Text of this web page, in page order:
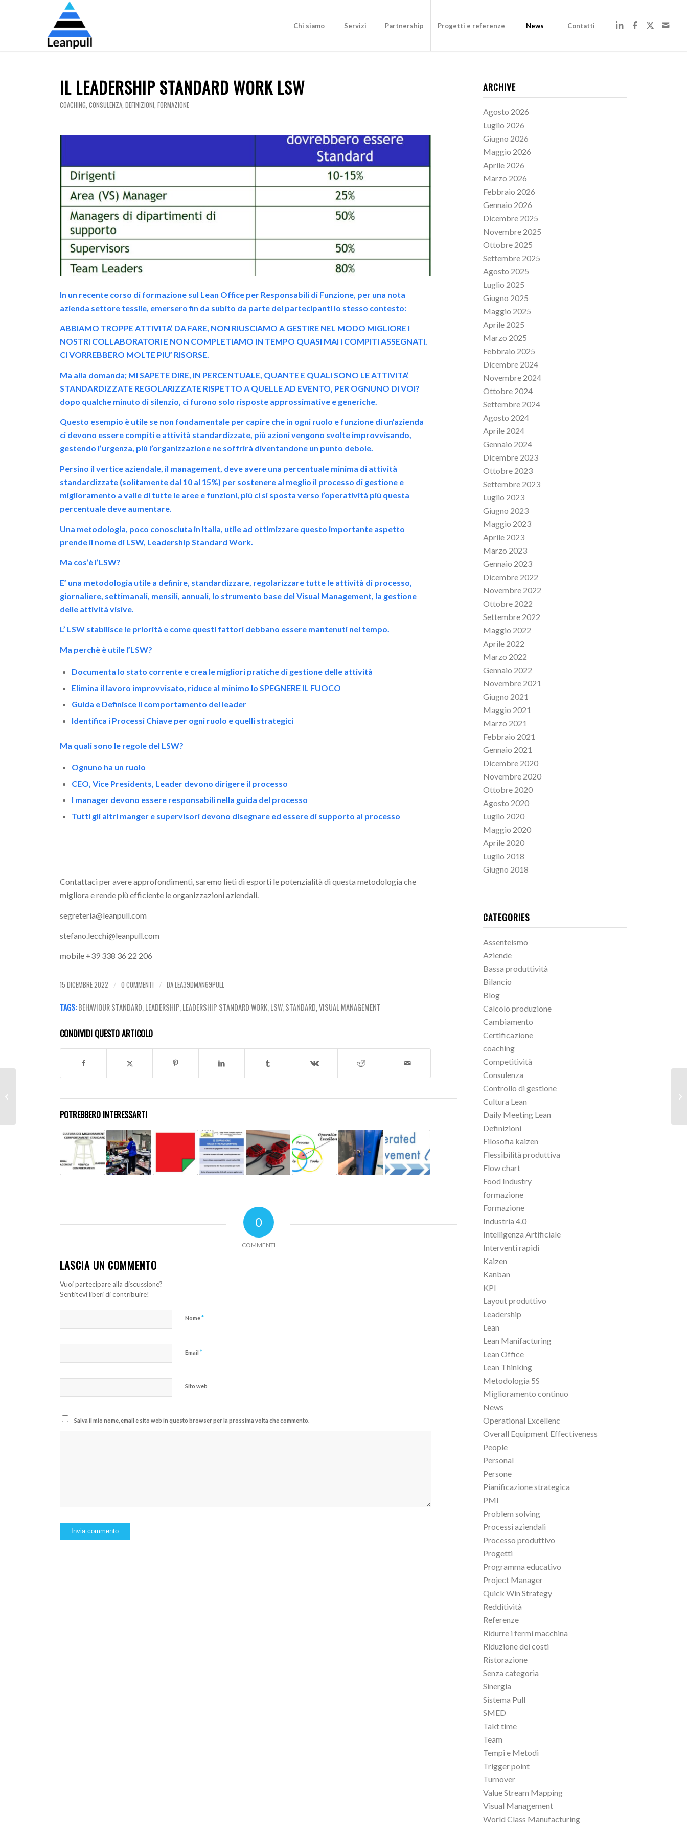
Chi siamo Servizi Partnership Progetti e referenze News Contatti
IL LEADERSHIP STANDARD WORK LSW
COACHING,CONSULENZA,DEFINIZIONI,FORMAZIONE
In un recente corso di formazione sul Lean Office per Responsabili di Funzione, per una nota
azienda settore tessile, emersero fin da subito da parte dei partecipanti lo stesso contesto:
ABBIAMO TROPPE ATTIVITA’ DA FARE, NON RIUSCIAMO A GESTIRE NEL MODO MIGLIORE I
NOSTRI COLLABORATORI E NON COMPLETIAMO IN TEMPO QUASI MAI I COMPITI ASSEGNATI.
CI VORREBBERO MOLTE PIU’ RISORSE.
Ma alla domanda; MI SAPETE DIRE, IN PERCENTUALE, QUANTE E QUALI SONO LE ATTIVITA’
STANDARDIZZATE REGOLARIZZATE RISPETTO A QUELLE AD EVENTO, PER OGNUNO DI VOI?
dopo qualche minuto di silenzio, ci furono solo risposte approssimative e generiche.
Questo esempio è utile se non fondamentale per capire che in ogni ruolo e funzione di un’azienda
ci devono essere compiti e attività standardizzate, più azioni vengono svolte improvvisando,
gestendo l’urgenza, più l’organizzazione ne soffrirà diventandone un punto debole.
Persino il vertice aziendale, il management, deve avere una percentuale minima di attività
standardizzate (solitamente dal 10 al 15%) per sostenere al meglio il processo di gestione e
miglioramento a valle di tutte le aree e funzioni, più ci si sposta verso l’operatività più questa
percentuale deve aumentare.
Una metodologia, poco conosciuta in Italia, utile ad ottimizzare questo importante aspetto
prende il nome di LSW, Leadership Standard Work.
Ma cos’è l’LSW?
E’ una metodologia utile a definire, standardizzare, regolarizzare tutte le attività di processo,
giornaliere, settimanali, mensili, annuali, lo strumento base del Visual Management, la gestione
delle attività visive.
L’ LSW stabilisce le priorità e come questi fattori debbano essere mantenuti nel tempo.
Ma perchè è utile l’LSW?
Documenta lo stato corrente e crea le migliori pratiche di gestione delle attività
Elimina il lavoro improvvisato, riduce al minimo lo SPEGNERE IL FUOCO
Guida e Definisce il comportamento dei leader
Identifica i Processi Chiave per ogni ruolo e quelli strategici
Ma quali sono le regole del LSW?
Ognuno ha un ruolo
CEO, Vice Presidents, Leader devono dirigere il processo
I manager devono essere responsabili nella guida del processo
Tutti gli altri manger e supervisori devono disegnare ed essere di supporto al processo
Contattaci per avere approfondimenti, saremo lieti di esporti le potenzialità di questa metodologia che
migliora e rende più efficiente le organizzazioni aziendali.
segreteria@leanpull.com
stefano.lecchi@leanpull.com
mobile +39 338 36 22 206
15 DICEMBRE 2022 / 0 COMMENTI / DALEA39DMAN69PULL
TAGS:BEHAVIOUR STANDARD, LEADERSHIP, LEADERSHIP STANDARD WORK, LSW, STANDARD,VISUAL MANAGEMENT
CONDIVIDI QUESTO ARTICOLO
POTREBBERO INTERESSARTI
0
COMMENTI
LASCIA UN COMMENTO
Vuoi partecipare alla discussione?
Sentitevi liberi di contribuire!
Nome*
Email*
Sito web
Salva il mio nome, email e sito web in questo browser per la prossima volta che commento.
ARCHIVE
Agosto 2026
Luglio 2026
Giugno 2026
Maggio 2026
Aprile 2026
Marzo 2026
Febbraio 2026
Gennaio 2026
Dicembre 2025
Novembre 2025
Ottobre 2025
Settembre 2025
Agosto 2025
Luglio 2025
Giugno 2025
Maggio 2025
Aprile 2025
Marzo 2025
Febbraio 2025
Dicembre 2024
Novembre 2024
Ottobre 2024
Settembre 2024
Agosto 2024
Aprile 2024
Gennaio 2024
Dicembre 2023
Ottobre 2023
Settembre 2023
Luglio 2023
Giugno 2023
Maggio 2023
Aprile 2023
Marzo 2023
Gennaio 2023
Dicembre 2022
Novembre 2022
Ottobre 2022
Settembre 2022
Maggio 2022
Aprile 2022
Marzo 2022
Gennaio 2022
Novembre 2021
Giugno 2021
Maggio 2021
Marzo 2021
Febbraio 2021
Gennaio 2021
Dicembre 2020
Novembre 2020
Ottobre 2020
Agosto 2020
Luglio 2020
Maggio 2020
Aprile 2020
Luglio 2018
Giugno 2018
CATEGORIES
Assenteismo
Aziende
Bassa produttività
Bilancio
Blog
Calcolo produzione
Cambiamento
Certificazione
coaching
Competitività
Consulenza
Controllo di gestione
Cultura Lean
Daily Meeting Lean
Definizioni
Filosofia kaizen
Flessibilità produttiva
Flow chart
Food Industry
formazione
Formazione
Industria 4.0
Intelligenza Artificiale
Interventi rapidi
Kaizen
Kanban
KPI
Layout produttivo
Leadership
Lean
Lean Manifacturing
Lean Office
Lean Thinking
Metodologia 5S
Miglioramento continuo
News
Operational Excellenc
Overall Equipment Effectiveness
People
Personal
Persone
Pianificazione strategica
PMI
Problem solving
Processi aziendali
Processo produttivo
Progetti
Programma educativo
Project Manager
Quick Win Strategy
Redditività
Referenze
Ridurre i fermi macchina
Riduzione dei costi
Ristorazione
Senza categoria
Sinergia
Sistema Pull
SMED
Takt time
Team
Tempi e Metodi
Trigger point
Turnover
Value Stream Mapping
Visual Management
World Class Manufacturing